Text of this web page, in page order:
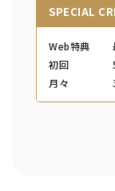
SPECIAL
Web特典
初回
月々